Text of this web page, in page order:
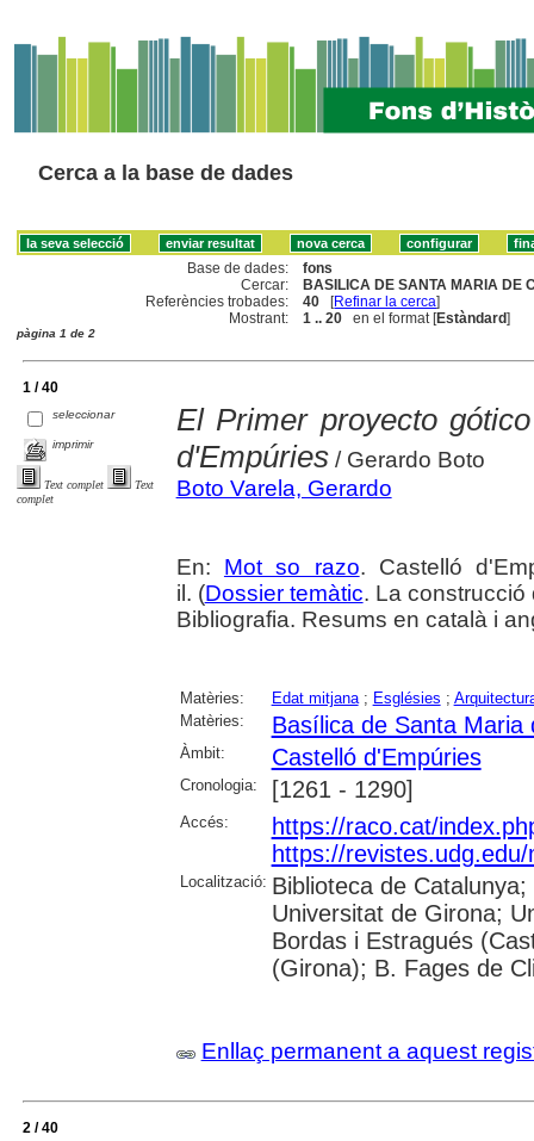
Cerca a la base de dades
Base de dades:
fons
Cercar:
BASILICA DE SANTA MARIA DE
Referències trobades:
40 [Refinar la cerca]
Mostrant:
1 .. 20 en el format [Estàndard]
pàgina 1 de 2
1 / 40
seleccionar
imprimir
Text complet
Text
complet
El Primer proyecto
d'Empúries/ Gerardo Boto
Boto Varela, Gerardo
En: Mot so razo. Castelló
il. (Dossier temàtic. La
Bibliografia. Resums en català i
Matèries: Edat mitjana; Esglésies ;
Matèries:
Basílica de Santa Maria
Àmbit: Castelló d'Empúries
Cronologia: [1261 - 1290]
Accés:
https://raco.cat/
https://
Localització: Biblioteca de
Universitat de Girona;
Bordas i Estragués
(Girona); B. Fages de
Enllaç permanent a aquest
2 / 40